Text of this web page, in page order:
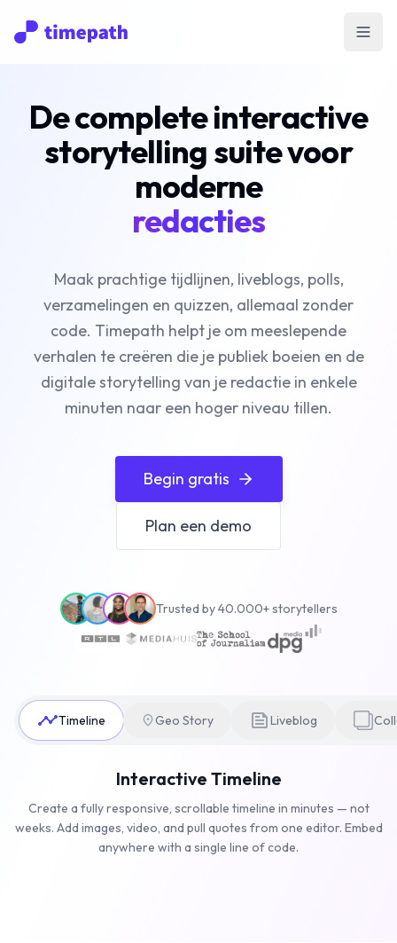
De complete interactive
storytelling suite voor
moderne
redacties
Maak prachtige tijdlijnen, liveblogs, polls,
verzamelingen en quizzen, allemaal zonder
code. Timepath helpt je om meeslepende
verhalen te creëren die je publiek boeien en de
digitale storytelling van je redactie in enkele
minuten naar een hoger niveau tillen.
Begin gratis
Plan een demo
Trusted by 40.000+ storytellers
Timeline Geo Story Liveblog
Interactive Timeline
Create a fully responsive, scrollable timeline in minutes — not
weeks. Add images, video, and pull quotes from one editor. Embed
anywhere with a single line of code.